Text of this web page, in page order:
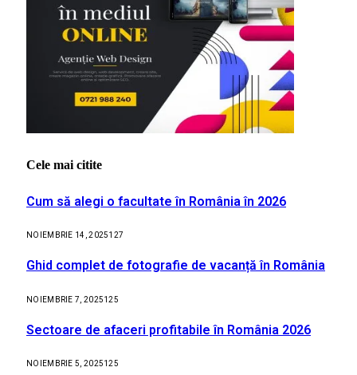
Cele mai citite
Cum să alegi o facultate în România în 2026
NOIEMBRIE 14, 2025127
Ghid complet de fotografie de vacanță în România
NOIEMBRIE 7, 2025125
Sectoare de afaceri profitabile în România 2026
NOIEMBRIE 5, 2025125